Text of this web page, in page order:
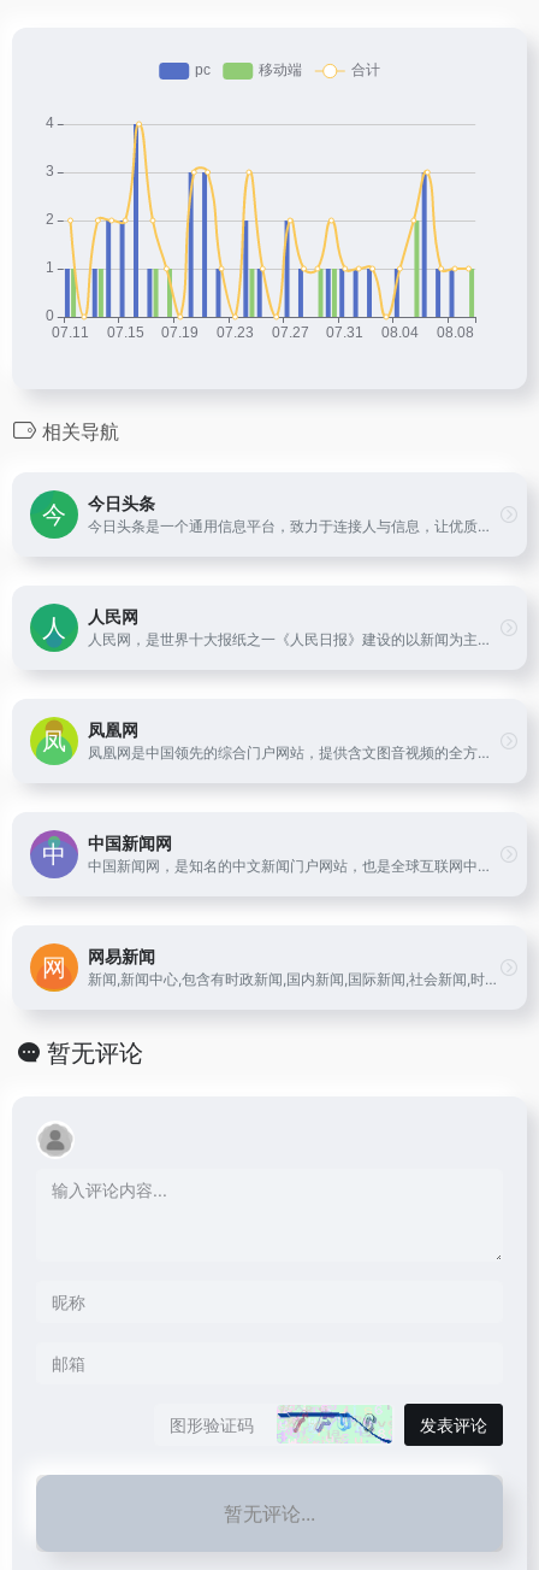
相关导航
今日头条
今日头条是一个通用信息平台，致力于连接人与信息，让优质丰富的信息得到高效精准的分发，促使信息创造价值。
人民网
人民网，是世界十大报纸之一《人民日报》建设的以新闻为主的大型网上信息发布平台，也是互联网上最大的中文和多语种新闻网站之一。作为国家重点新闻网站，人民网以新闻报道的权威性、及时性、多样性和评论性为特色，在网民中树立起了“权威媒体、大众网站”的形象。
凤凰网
凤凰网是中国领先的综合门户网站，提供含文图音视频的全方位综合新闻资讯、深度访谈、观点评论、财经产品、互动应用、分享社区等服务，同时与凤凰无线、凤凰宽频形成三屏联动，为全球主流华人提供互联网、无线通信、电视网三网融合无缝衔接的新媒体优质体验。
中国新闻网
中国新闻网，是知名的中文新闻门户网站，也是全球互联网中文新闻资讯最重要的原创内容供应商之一。依托中新社遍布全球的采编网络,每天24小时面向广大网民和网络媒体，快速、准确地提供文字、图片、视频等多样化的资讯服务。在新闻报道方面，中新网动态新闻及时准确，解释性报道角度独特，稿件被国内外网络媒体大量转载。
网易新闻
新闻,新闻中心,包含有时政新闻,国内新闻,国际新闻,社会新闻,时事评论,新闻图片,新闻专题,新闻论坛,军事,历史,的专业时事报道门户网站
暂无评论
发表评论
暂无评论...